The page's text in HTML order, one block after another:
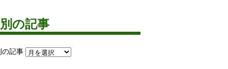
の記事
の記事